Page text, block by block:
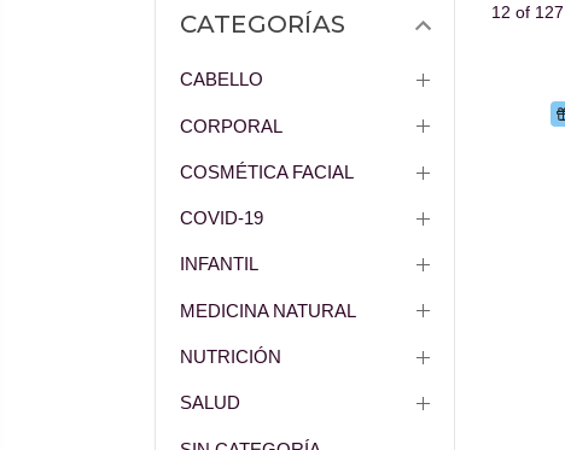
CATEGORÍAS
CABELLO
CORPORAL
COSMÉTICA FACIAL
COVID-19
INFANTIL
MEDICINA NATURAL
NUTRICIÓN
SALUD
12 of